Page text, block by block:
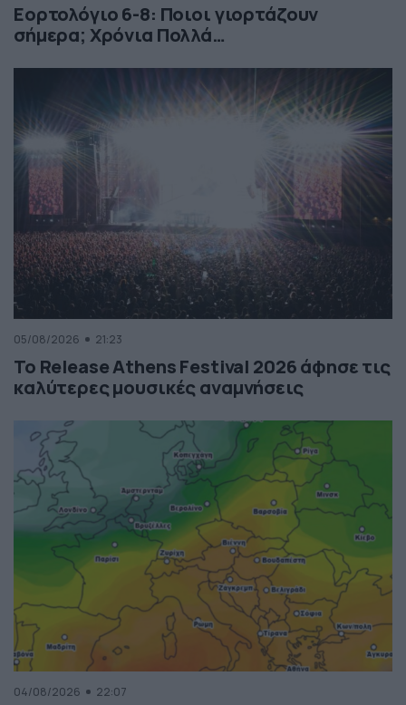
Εορτολόγιο 6-8: Ποιοι γιορτάζουν
σήμερα; Χρόνια Πολλά…
05/08/2026 21:23
Το Release Athens Festival 2026 άφησε τις
καλύτερες μουσικές αναμνήσεις
04/08/2026 22:07